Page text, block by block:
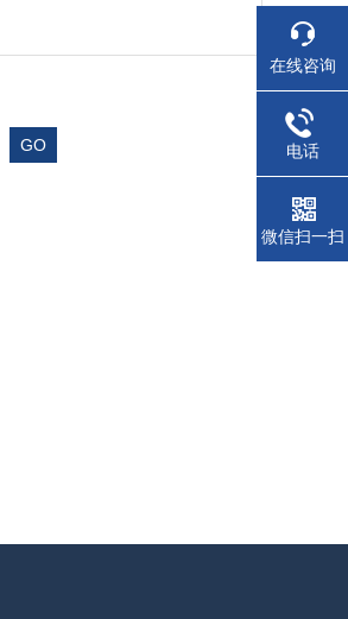
在线咨询
电话
微信扫一扫